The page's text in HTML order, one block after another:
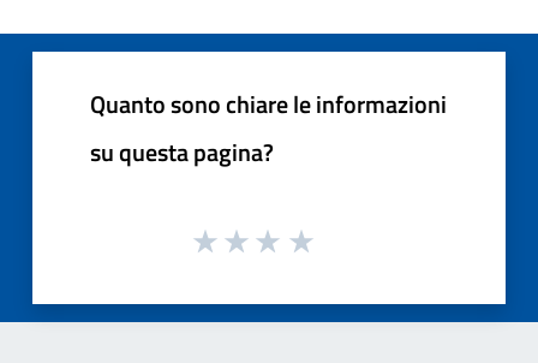
Quanto sono chiare le informazioni
su questa pagina?